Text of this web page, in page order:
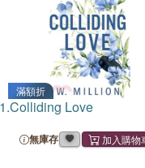
滿額折
1.Colliding Love
無庫存